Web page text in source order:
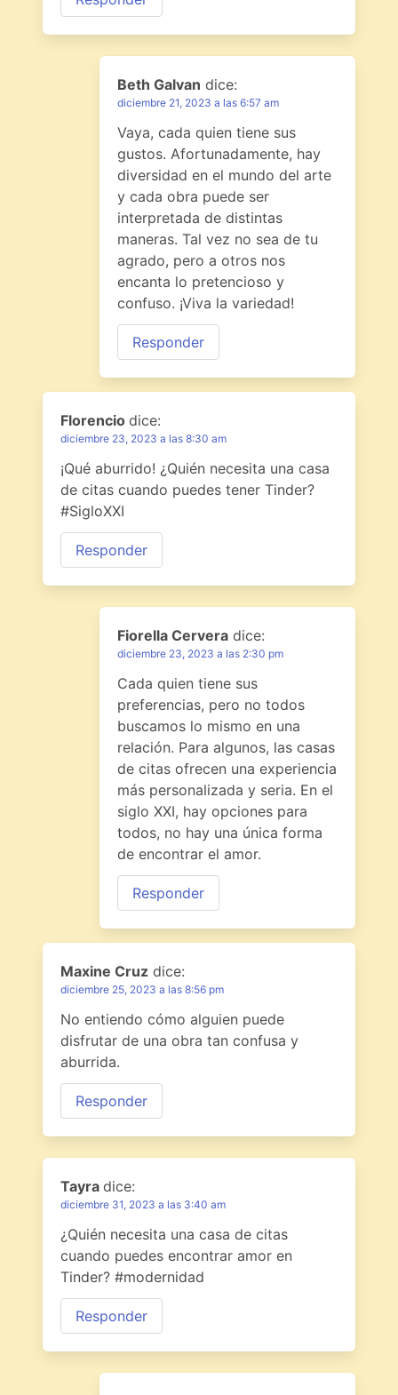
Beth Galvan dice:
diciembre 21, 2023 a las 6:57 am
Vaya, cada quien tiene sus
gustos. Afortunadamente, hay
diversidad en el mundo del arte
y cada obra puede ser
interpretada de distintas
maneras. Tal vez no sea de tu
agrado, pero a otros nos
encanta lo pretencioso y
confuso. ¡Viva la variedad!
Responder
Florencio dice:
diciembre 23, 2023 a las 8:30 am
¡Qué aburrido! ¿Quién necesita una casa
de citas cuando puedes tener Tinder?
#SigloXXI
Responder
Fiorella Cervera dice:
diciembre 23, 2023 a las 2:30 pm
Cada quien tiene sus
preferencias, pero no todos
buscamos lo mismo en una
relación. Para algunos, las casas
de citas ofrecen una experiencia
más personalizada y seria. En el
siglo XXI, hay opciones para
todos, no hay una única forma
de encontrar el amor.
Responder
Maxine Cruz dice:
diciembre 25, 2023 a las 8:56 pm
No entiendo cómo alguien puede
disfrutar de una obra tan confusa y
aburrida.
Responder
Tayra dice:
diciembre 31, 2023 a las 3:40 am
¿Quién necesita una casa de citas
cuando puedes encontrar amor en
Tinder? #modernidad
Responder